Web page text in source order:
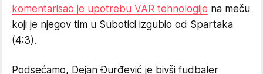
komentarisao je upotrebu VAR tehnologije na meču
koji je njegov tim u Subotici izgubio od Spartaka
(4:3).
Podsećamo, Dejan Đurđević je bivši fudbaler